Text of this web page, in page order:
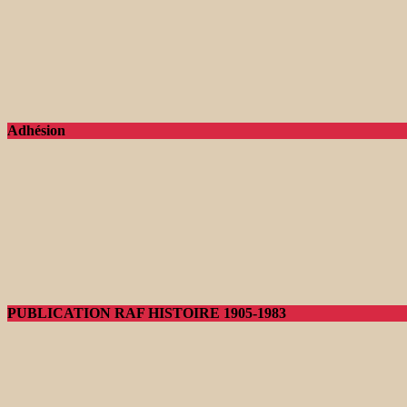
Adhésion
PUBLICATION RAF HISTOIRE 1905-1983